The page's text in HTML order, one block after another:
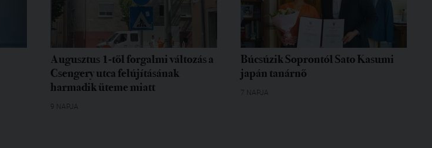
Augusztus 1-től forgalmi változás a
Csengery utca felújításának
harmadik üteme miatt
9 NAPJA
Búcsúzik Soprontól Sato Kasumi
japán tanárnő
7 NAPJA